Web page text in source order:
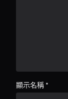
顯示名稱 *